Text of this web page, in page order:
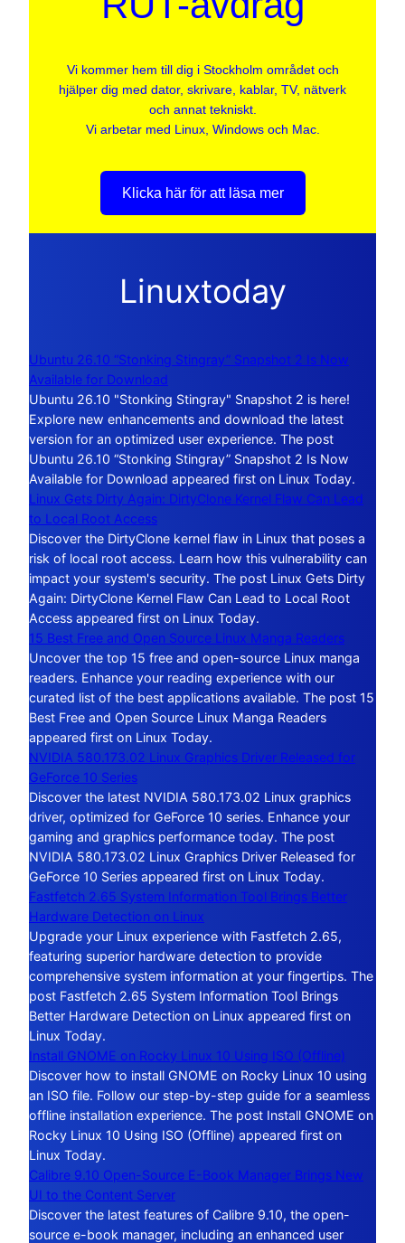
Vi kommer hem till dig i Stockholm området och
hjälper dig med dator, skrivare, kablar, TV, nätverk
och annat tekniskt.
Vi arbetar med Linux, Windows och Mac.
Klicka här för att läsa mer
Linuxtoday
Ubuntu 26.10 “Stonking Stingray” Snapshot 2 Is Now
Available for Download
Ubuntu 26.10 "Stonking Stingray" Snapshot 2 is here!
Explore new enhancements and download the latest
version for an optimized user experience. The post
Ubuntu 26.10 “Stonking Stingray” Snapshot 2 Is Now
Available for Download appeared first on Linux Today.
Linux Gets Dirty Again: DirtyClone Kernel Flaw Can Lead
to Local Root Access
Discover the DirtyClone kernel flaw in Linux that poses a
risk of local root access. Learn how this vulnerability can
impact your system's security. The post Linux Gets Dirty
Again: DirtyClone Kernel Flaw Can Lead to Local Root
Access appeared first on Linux Today.
15 Best Free and Open Source Linux Manga Readers
Uncover the top 15 free and open-source Linux manga
readers. Enhance your reading experience with our
curated list of the best applications available. The post 15
Best Free and Open Source Linux Manga Readers
appeared first on Linux Today.
NVIDIA 580.173.02 Linux Graphics Driver Released for
GeForce 10 Series
Discover the latest NVIDIA 580.173.02 Linux graphics
driver, optimized for GeForce 10 series. Enhance your
gaming and graphics performance today. The post
NVIDIA 580.173.02 Linux Graphics Driver Released for
GeForce 10 Series appeared first on Linux Today.
Fastfetch 2.65 System Information Tool Brings Better
Hardware Detection on Linux
Upgrade your Linux experience with Fastfetch 2.65,
featuring superior hardware detection to provide
comprehensive system information at your fingertips. The
post Fastfetch 2.65 System Information Tool Brings
Better Hardware Detection on Linux appeared first on
Linux Today.
Install GNOME on Rocky Linux 10 Using ISO (Offline)
Discover how to install GNOME on Rocky Linux 10 using
an ISO file. Follow our step-by-step guide for a seamless
offline installation experience. The post Install GNOME on
Rocky Linux 10 Using ISO (Offline) appeared first on
Linux Today.
Calibre 9.10 Open-Source E-Book Manager Brings New
UI to the Content Server
Discover the latest features of Calibre 9.10, the open-
source e-book manager, including an enhanced user